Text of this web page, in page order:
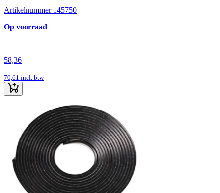
Artikelnummer 145750
Op voorraad
58,36
70,61 incl. btw